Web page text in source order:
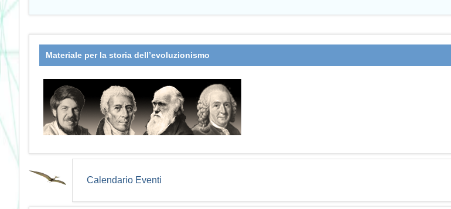
Materiale per la storia dell’evoluzionismo
Calendario Eventi